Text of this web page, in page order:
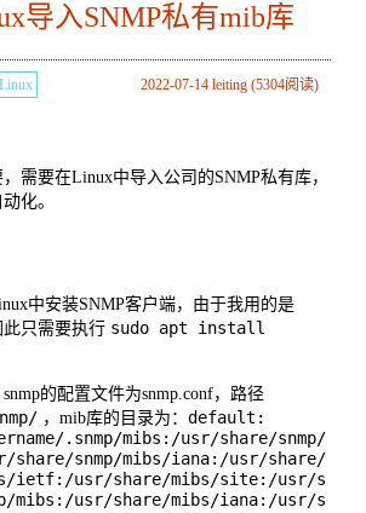
导入SNMP私有mib库
2022-07-14 leiting (5304阅读)
Linux
需要在Linux中导入公司的SNMP私有库，
化。
中安装SNMP客户端，由于我用的是
此只需要执行 sudo apt install
的配置文件为snmp.conf，路径
，mib库的目录为： default:
.snmp/mibs:/usr/share/snmp/
share/snmp/mibs/iana:/usr/share/
ietf:/usr/share/mibs/site:/usr/s
mibs:/usr/share/mibs/iana:/usr/s